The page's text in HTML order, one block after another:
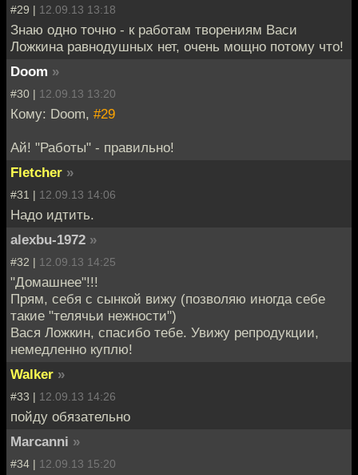
#29 | 12.09.13 13:18
Знаю одно точно - к работам творениям Васи
Ложкина равнодушных нет, очень мощно потому что!
Doom »
#30 | 12.09.13 13:20
Кому: Doom, #29
Ай! "Работы" - правильно!
Fletcher »
#31 | 12.09.13 14:06
Надо идтить.
alexbu-1972 »
#32 | 12.09.13 14:25
"Домашнее"!!!
Прям, себя с сынкой вижу (позволяю иногда себе
такие "телячьи нежности")
Вася Ложкин, спасибо тебе. Увижу репродукции,
немедленно куплю!
Walker »
#33 | 12.09.13 14:26
пойду обязательно
Marcanni »
#34 | 12.09.13 15:20